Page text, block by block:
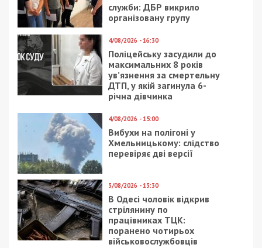
служби: ДБР викрило
організовану групу
4/08/2026 - 16:30
Поліцейську засудили до
максимальних 8 років
ув’язнення за смертельну
ДТП, у якій загинула 6-
річна дівчинка
4/08/2026 - 15:00
Вибухи на полігоні у
Хмельницькому: слідство
перевіряє дві версії
3/08/2026 - 13:30
В Одесі чоловік відкрив
стрілянину по
працівниках ТЦК:
поранено чотирьох
військовослужбовців